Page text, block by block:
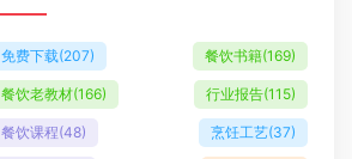
免费下载(207) 餐饮书籍(169)
餐饮老教材(166) 行业报告(115)
餐饮课程(48) 烹饪工艺(37)